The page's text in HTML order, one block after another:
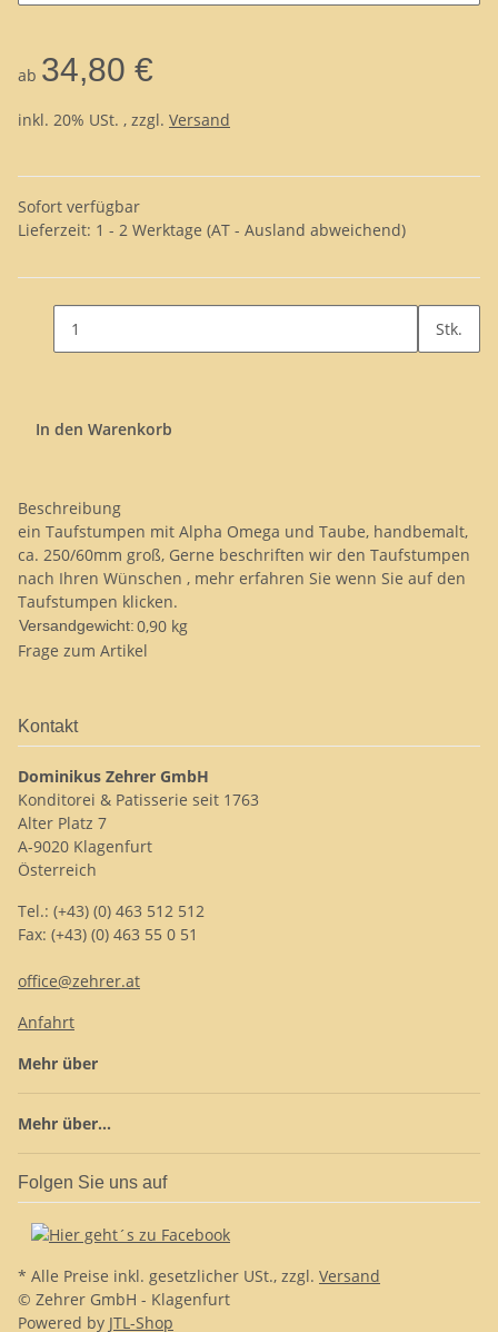
ab 34,80 €
inkl. 20% USt. , zzgl. Versand
Sofort verfügbar
Lieferzeit: 1 - 2 Werktage (AT - Ausland abweichend)
Stk.
In den Warenkorb
Beschreibung
ein Taufstumpen mit Alpha Omega und Taube, handbemalt,
ca. 250/60mm groß, Gerne beschriften wir den Taufstumpen
nach Ihren Wünschen , mehr erfahren Sie wenn Sie auf den
Taufstumpen klicken.
Versandgewicht:0,90 kg
Frage zum Artikel
Kontakt
Dominikus Zehrer GmbH
Konditorei & Patisserie seit 1763
Alter Platz 7
A-9020 Klagenfurt
Österreich
Tel.: (+43) (0) 463 512 512
Fax: (+43) (0) 463 55 0 51
office@zehrer.at
Anfahrt
Mehr über
Mehr über...
Folgen Sie uns auf
* Alle Preise inkl. gesetzlicher USt., zzgl. Versand
© Zehrer GmbH - Klagenfurt
Powered by JTL-Shop